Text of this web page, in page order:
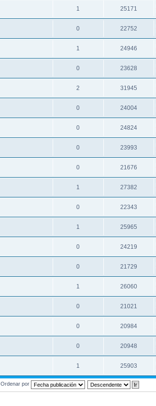
1 25171
0 22752
1 24946
0 23628
2 31945
0 24004
0 24824
0 23993
0 21676
1 27382
0 22343
1 25965
0 24219
0 21729
1 26060
0 21021
0 20984
0 20948
1 25903
Ordenar por